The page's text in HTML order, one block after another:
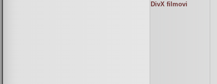
DivX filmovi